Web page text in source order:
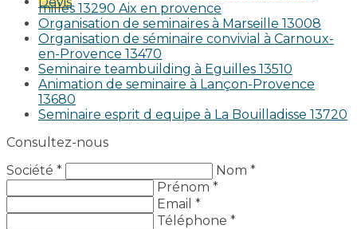
milles 13290 Aix en provence​
Organisation de seminaires à Marseille 13008
Organisation de séminaire convivial à Carnoux-
en-Provence 13470
Seminaire teambuilding à Eguilles 13510
Animation de seminaire à Lançon-Provence
13680
Seminaire esprit d equipe à La Bouilladisse 13720
Consultez-nous
Société *
Nom *
Prénom *
Email *
Téléphone *